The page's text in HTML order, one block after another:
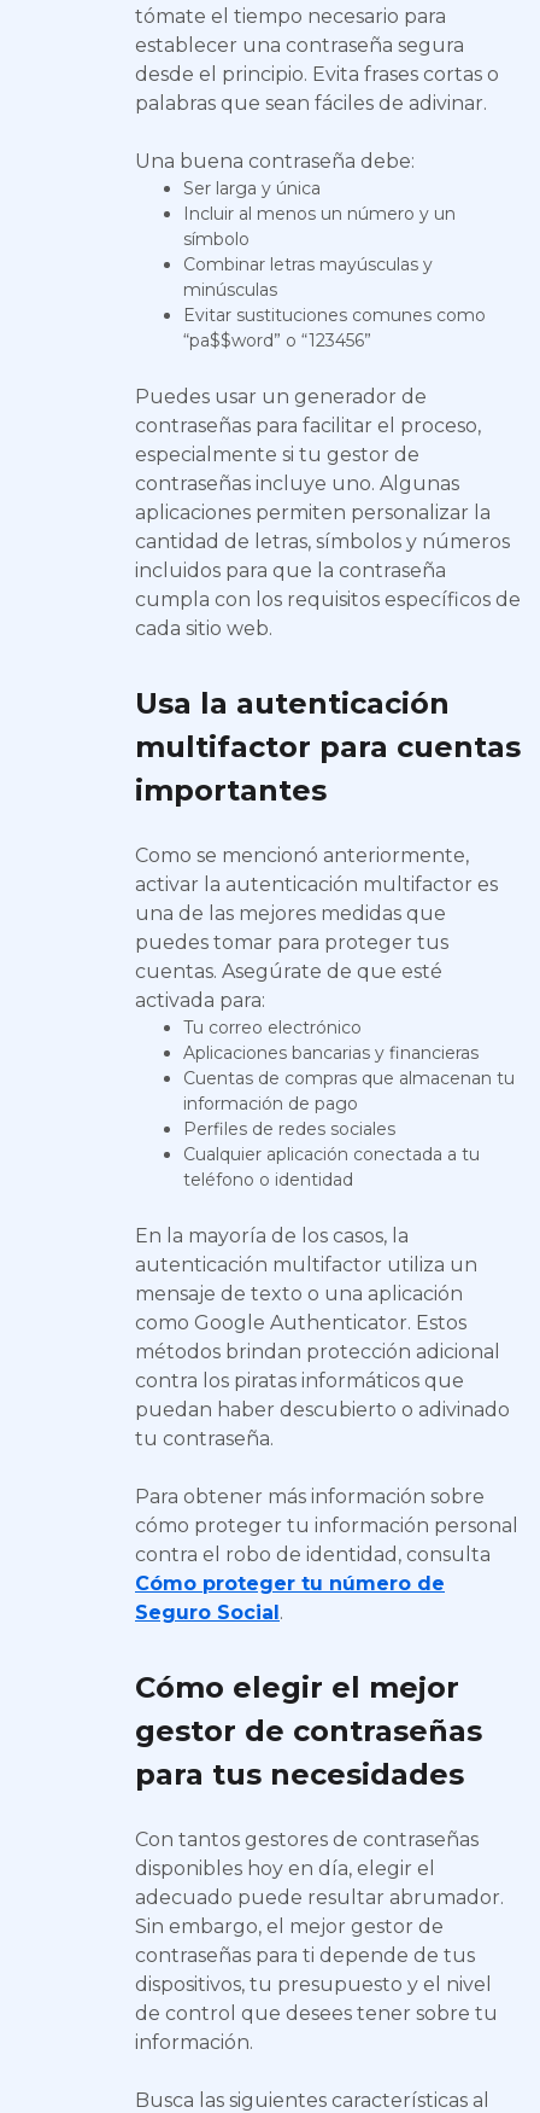
tómate el tiempo necesario para
establecer una contraseña segura
desde el principio. Evita frases cortas o
palabras que sean fáciles de adivinar.
Una buena contraseña debe:
Ser larga y única
Incluir al menos un número y un
símbolo
Combinar letras mayúsculas y
minúsculas
Evitar sustituciones comunes como
“pa$$word” o “123456”
Puedes usar un generador de
contraseñas para facilitar el proceso,
especialmente si tu gestor de
contraseñas incluye uno. Algunas
aplicaciones permiten personalizar la
cantidad de letras, símbolos y números
incluidos para que la contraseña
cumpla con los requisitos específicos de
cada sitio web.
Usa la autenticación
multifactor para cuentas
importantes
Como se mencionó anteriormente,
activar la autenticación multifactor es
una de las mejores medidas que
puedes tomar para proteger tus
cuentas. Asegúrate de que esté
activada para:
Tu correo electrónico
Aplicaciones bancarias y financieras
Cuentas de compras que almacenan tu
información de pago
Perfiles de redes sociales
Cualquier aplicación conectada a tu
teléfono o identidad
En la mayoría de los casos, la
autenticación multifactor utiliza un
mensaje de texto o una aplicación
como Google Authenticator. Estos
métodos brindan protección adicional
contra los piratas informáticos que
puedan haber descubierto o adivinado
tu contraseña.
Para obtener más información sobre
cómo proteger tu información personal
contra el robo de identidad, consulta
Cómo proteger tu número de
Seguro Social.
Cómo elegir el mejor
gestor de contraseñas
para tus necesidades
Con tantos gestores de contraseñas
disponibles hoy en día, elegir el
adecuado puede resultar abrumador.
Sin embargo, el mejor gestor de
contraseñas para ti depende de tus
dispositivos, tu presupuesto y el nivel
de control que desees tener sobre tu
información.
Busca las siguientes características al